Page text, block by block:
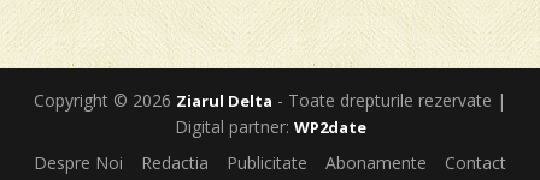
Copyright © 2026 Ziarul Delta - Toate drepturile rezervate |
Digital partner: WP2date
Despre Noi Redactia Publicitate Abonamente Contact